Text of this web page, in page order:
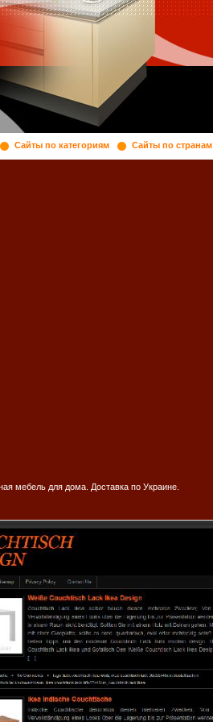
Сайты по категориям Сайты по странам
мебель для дома. Доставка по Украине.